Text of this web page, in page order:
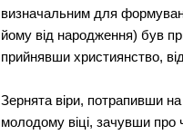
визначальним для
йому від народження) був
прийнявши християнство,
Зернята віри, потрапивши
молодому віці, зачувши про